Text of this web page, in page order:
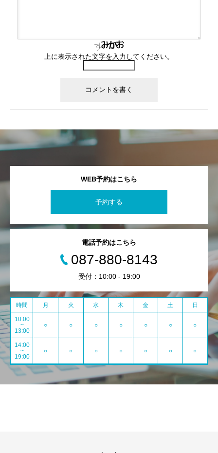
上に表示された文字を入力してください。
WEB予約はこちら
予約する
電話予約はこちら
087-880-8143
受付：10:00 - 19:00
時間 月 火 水 木 金 土 日
10:00
~
13:00
○ ○ ○ ○ ○ ○ ○
14:00
~
19:00
○ ○ ○ ○ ○ ○ ○